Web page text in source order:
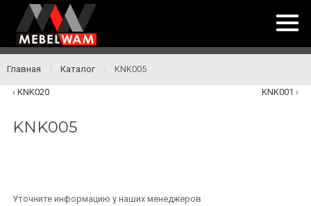
Главная / Каталог / KNK005
KNK020 KNK001
KNK005
Уточните информацию у наших менеджеров